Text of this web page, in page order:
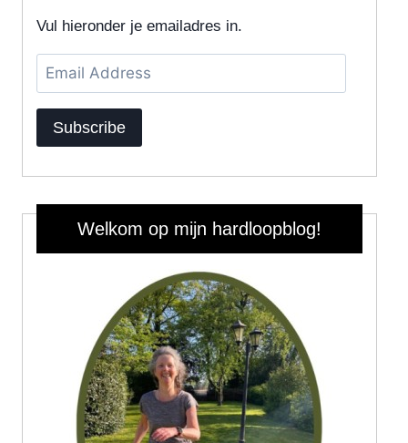
Vul hieronder je emailadres in.
Email
Address
Subscribe
Welkom op mijn hardloopblog!